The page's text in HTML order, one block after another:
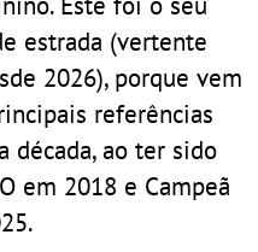
estrada (vertente
2026), porque vem
referências
década, ao ter sido
em 2018 e Campeã